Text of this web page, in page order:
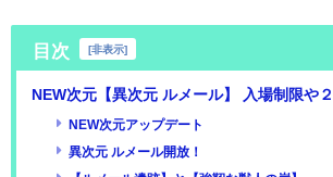
目次 [非表示]
NEW次元【異次元 ルメール】 入場制限や
NEW次元アップデート
異次元 ルメール開放！